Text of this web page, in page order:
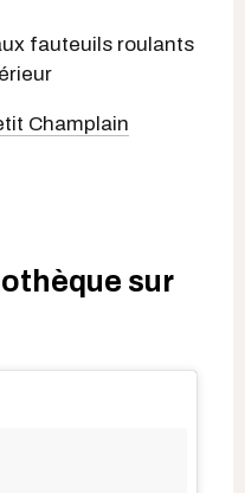
fauteuils roulants
Champlain
sur